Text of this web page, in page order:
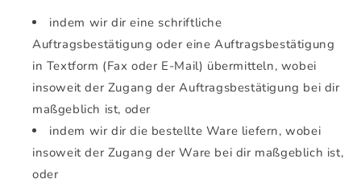
indem wir dir eine schriftliche
Auftragsbestätigung oder eine Auftragsbestätigung
in Textform (Fax oder E-Mail) übermitteln, wobei
insoweit der Zugang der Auftragsbestätigung bei dir
maßgeblich ist, oder
indem wir dir die bestellte Ware liefern, wobei
insoweit der Zugang der Ware bei dir maßgeblich ist,
oder